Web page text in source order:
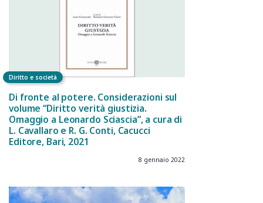
Diritto e società
Di fronte al potere. Considerazioni sul
volume “Diritto verità giustizia.
Omaggio a Leonardo Sciascia”, a cura di
L. Cavallaro e R. G. Conti, Cacucci
Editore, Bari, 2021
8 gennaio 2022